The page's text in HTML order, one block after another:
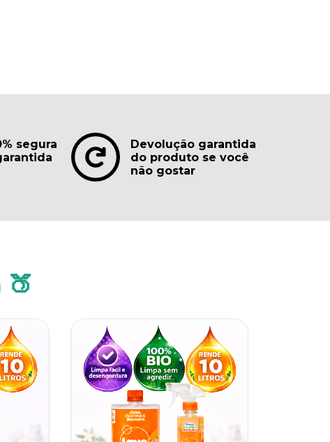
segura
Devolução garantida
do produto se você
não gostar